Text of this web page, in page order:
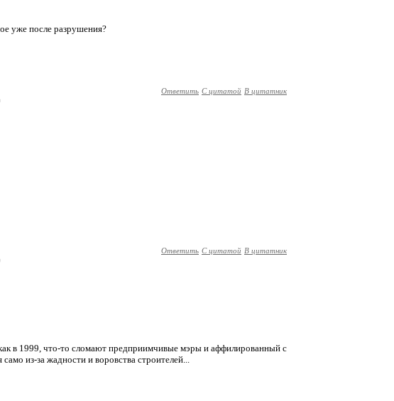
уже после разрушения?
Ответить С цитатой В цитатник
Ответить С цитатой В цитатник
в 1999, что-то сломают предприимчивые мэры и аффилированный с
из-за жадности и воровства строителей...